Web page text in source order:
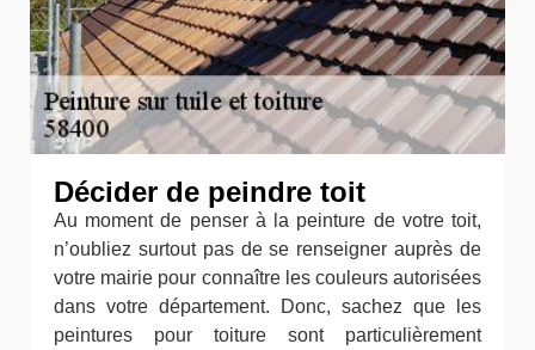
Décider de peindre toit
Au moment de penser à la peinture de votre toit,
n’oubliez surtout pas de se renseigner auprès de
votre mairie pour connaître les couleurs autorisées
dans votre département. Donc, sachez que les
peintures pour toiture sont particulièrement